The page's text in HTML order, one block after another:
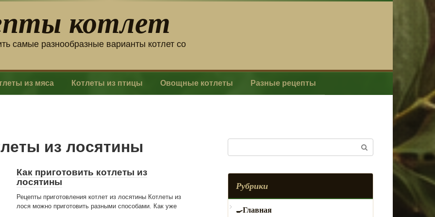
котлет
самые разнообразные варианты котлет со
из мяса Котлеты из птицы Овощные котлеты Разные рецепты
из лосятины
Как приготовить котлеты из
лосятины
Рецепты приготовления котлет из лосятины Котлеты из
лося можно приготовить разными способами. Как уже
Рубрики
Главная